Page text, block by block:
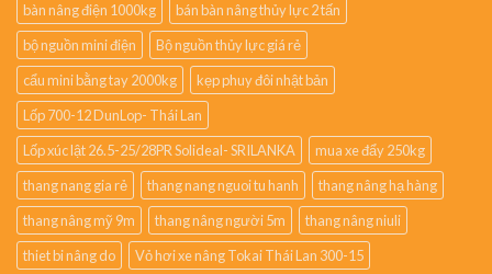
bàn nâng điện 1000kg
bán bàn nâng thủy lực 2 tấn
bộ nguồn mini điện
Bộ nguồn thủy lực giá rẻ
cẩu mini bằng tay 2000kg
kẹp phuy đôi nhật bản
Lốp 700-12 DunLop- Thái Lan
Lốp xúc lật 26.5-25/28PR Solideal- SRILANKA
mua xe đẩy 250kg
thang nang gia rẻ
thang nang nguoi tu hanh
thang nâng hạ hàng
thang nâng mỹ 9m
thang nâng người 5m
thang nâng niuli
thiet bi nâng do
Vỏ hơi xe nâng Tokai Thái Lan 300-15